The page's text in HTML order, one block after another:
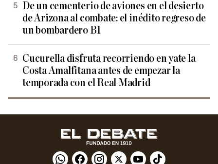
De un cementerio de aviones en el desierto
de Arizona al combate: el inédito regreso de
un bombardero B1
Cucurella disfruta recorriendo en yate la
Costa Amalfitana antes de empezar la
temporada con el Real Madrid